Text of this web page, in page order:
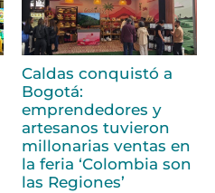
Caldas conquistó a
Bogotá:
emprendedores y
artesanos tuvieron
millonarias ventas en
la feria ‘Colombia son
las Regiones’